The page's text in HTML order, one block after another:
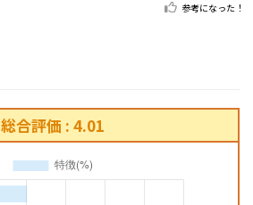
参考になった！
総合評価 : 4.01